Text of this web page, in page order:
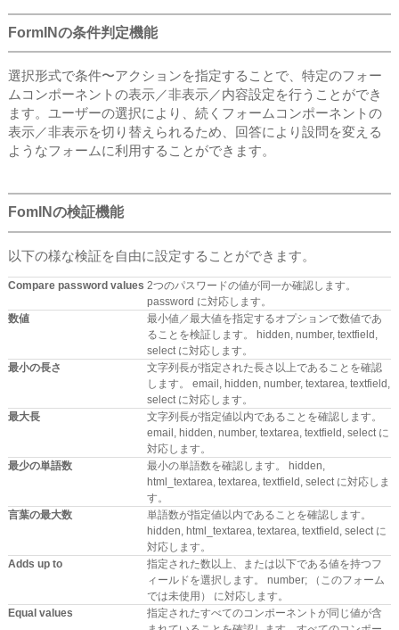
FormINの条件判定機能
選択形式で条件〜アクションを指定することで、特定のフォー
ムコンポーネントの表示／非表示／内容設定を行うことができ
ます。ユーザーの選択により、続くフォームコンポーネントの
表示／非表示を切り替えられるため、回答により設問を変える
ようなフォームに利用することができます。
FomINの検証機能
以下の様な検証を自由に設定することができます。
Compare password values 2つのパスワードの値が同一か確認します。
password に対応します。
数値
最小値／最大値を指定するオプションで数値であ
ることを検証します。 hidden, number, textfield,
select に対応します。
最小の長さ
文字列長が指定された長さ以上であることを確認
します。 email, hidden, number, textarea, textfield,
select に対応します。
最大長
文字列長が指定値以内であることを確認します。
email, hidden, number, textarea, textfield, select に
対応します。
最少の単語数
最小の単語数を確認します。 hidden,
html_textarea, textarea, textfield, select に対応しま
す。
言葉の最大数
単語数が指定値以内であることを確認します。
hidden, html_textarea, textarea, textfield, select に
対応します。
Adds up to
指定された数以上、または以下である値を持つフ
ィールドを選択します。 number; （このフォーム
では未使用） に対応します。
Equal values
指定されたすべてのコンポーネントが同じ値が含